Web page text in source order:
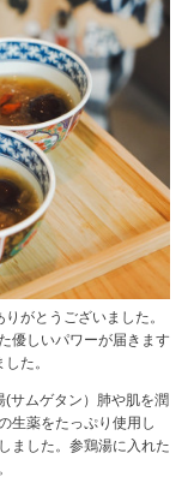
がとうございました。
優しいパワーが届きます
た。
サムゲタン）肺や肌を潤
生薬をたっぷり使用し
ました。参鶏湯に入れた